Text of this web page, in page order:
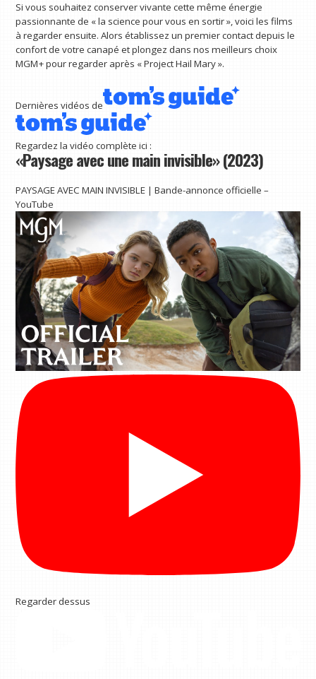
Si vous souhaitez conserver vivante cette même énergie
passionnante de « la science pour vous en sortir », voici les films
à regarder ensuite. Alors établissez un premier contact depuis le
confort de votre canapé et plongez dans nos meilleurs choix
MGM+ pour regarder après « Project Hail Mary ».
Dernières vidéos de
Regardez la vidéo complète ici :
«Paysage avec une main invisible» (2023)
PAYSAGE AVEC MAIN INVISIBLE | Bande-annonce officielle –
YouTube
Regarder dessus